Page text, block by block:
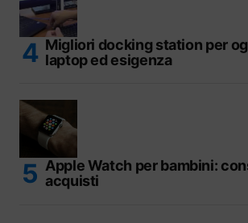
Migliori docking station per
laptop ed esigenza
Apple Watch per bambini:
acquisti